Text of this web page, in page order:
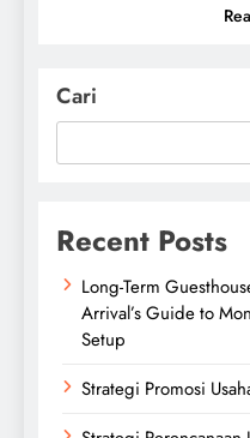
Cari
Recent Posts
Long-Term
Arrival’s Guide to
Setup
Strategi Promosi